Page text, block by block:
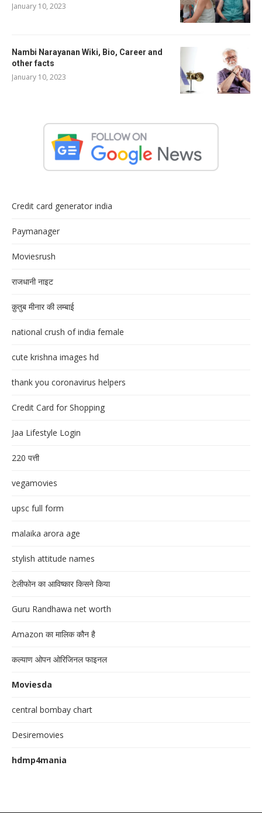
January 10, 2023
Nambi Narayanan Wiki, Bio, Career and
other facts
January 10, 2023
Credit card generator india
Paymanager
Moviesrush
राजधानी नाइट
क़ुतुब मीनार की लम्बाई
national crush of india female
cute krishna images hd
thank you coronavirus helpers
Credit Card for Shopping
Jaa Lifestyle Login
220 पत्ती
vegamovies
upsc full form
malaika arora age
stylish attitude names
टेलीफोन का आविष्कार किसने किया
Guru Randhawa net worth
Amazon का मालिक कौन है
कल्याण ओपन ओरिजिनल फाइनल
Moviesda
central bombay chart
Desiremovies
hdmp4mania